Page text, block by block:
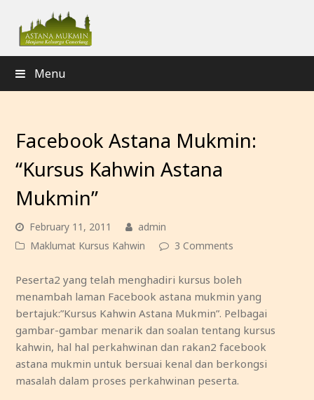
Menu
Facebook Astana Mukmin:
“Kursus Kahwin Astana
Mukmin”
February 11, 2011
admin
Maklumat Kursus Kahwin
3 Comments
Peserta2 yang telah menghadiri kursus boleh
menambah laman Facebook astana mukmin yang
bertajuk:”Kursus Kahwin Astana Mukmin”. Pelbagai
gambar-gambar menarik dan soalan tentang kursus
kahwin, hal hal perkahwinan dan rakan2 facebook
astana mukmin untuk bersuai kenal dan berkongsi
masalah dalam proses perkahwinan peserta.